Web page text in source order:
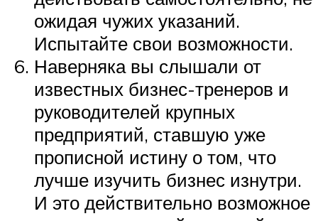
ожидая чужих указаний.
Испытайте свои возможности.
Наверняка вы слышали от
известных бизнес-тренеров и
руководителей крупных
предприятий, ставшую уже
прописной истину о том, что
лучше изучить бизнес изнутри.
И это действительно возможное